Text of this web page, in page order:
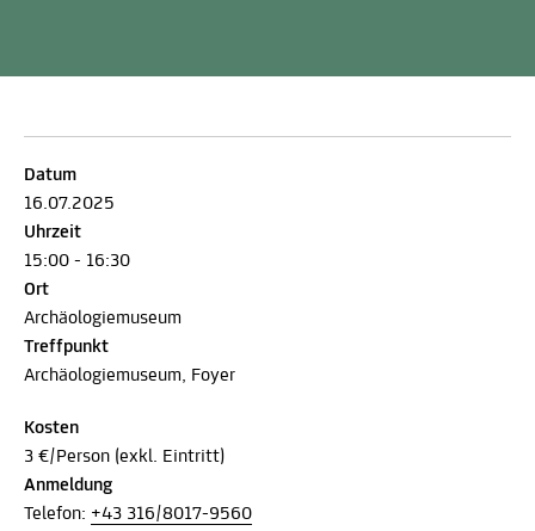
Datum
16.07.2025
Uhrzeit
15:00 - 16:30
Ort
Archäologiemuseum
Treffpunkt
Archäologiemuseum, Foyer
Kosten
3 €/Person (exkl. Eintritt)
Anmeldung
Telefon: +43 316/8017-9560